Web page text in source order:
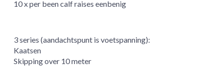
10 x per been calf raises eenbenig
3 series (aandachtspunt is voetspanning):
Kaatsen
Skipping over 10 meter